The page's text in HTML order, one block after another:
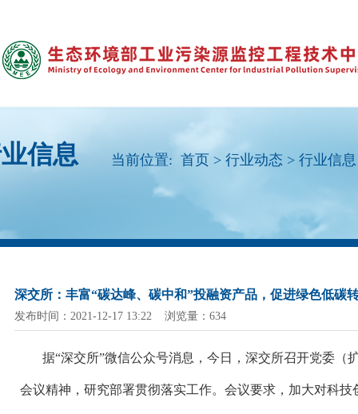
信息 当前位置: 首页 > 行业动态 > 行业信息
深交所：丰富“碳达峰、碳中和”投融资产品，促进绿色低碳
发布时间：2021-12-17 13:22 浏览量：634
据“深交所”微信公众号消息，今日，深交所召开党委（
会议精神，研究部署贯彻落实工作。会议要求，加大对科